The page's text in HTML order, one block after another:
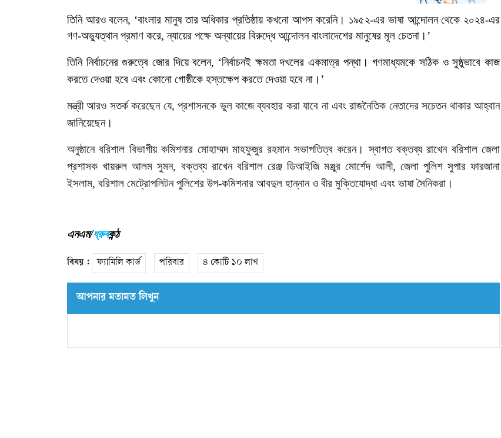
তিনি আরও বলেন, ‘বাংলার মানুষ তার অধিকার প্রতিষ্ঠায় কখনো আপস করেনি। ১৯৫২-এর ভাষা আন্দোলন থেকে ২০২৪-এর
গণ-অভ্যুত্থান প্রমাণ করে,ন্যায়ের পক্ষে অন্যায়ের বিরুদ্ধে আন্দোলন বাংলাদেশের মানুষের মূল চেতনা।’
তিনি নির্বাচনের গুরুত্বে জোর দিয়ে বলেন, ‘নির্বাচনই ক্ষমতা দখলের একমাত্র পন্থা। গণমাধ্যমকে সঠিক ও সুষ্ঠুভাবে কাজ
করতে দেওয়া হবে এবং কোনো গোষ্ঠীকে হস্তক্ষেপ করতে দেওয়া হবে না।’
মন্ত্রী আরও সতর্ক করেছেন যে,প্রশাসনকে ভুল কাজে ব্যবহার করা যাবে না এবং রাজনৈতিক নেতাদের সচেতন থাকার আহ্বান
জানিয়েছেন।
অনুষ্ঠানে বরিশাল বিভাগীয় কমিশনার মোহাম্মদ মাহফুজুর রহমান সভাপতিত্ব করেন। স্বাগত বক্তব্য রাখেন বরিশাল জেলা
প্রশাসক খায়রুল আলম সুমন, বক্তব্য রাখেন বরিশাল রেঞ্জ ডিআইজি মঞ্জুর মোর্শেদ আলী, জেলা পুলিশ সুপার ফারজানা
ইসলাম, বরিশাল মেট্রোপলিটন পুলিশের উপ-কমিশনার আবদুল হান্নান ও বীর মুক্তিযোদ্ধা এবং ভাষা সৈনিকরা।
এনএম/ধ্রুবকন্ঠ
বিষয় : ফ্যামিলি কার্ড পরিবার ৪ কোটি ১০ লাখ
আপনার মতামত লিখুন